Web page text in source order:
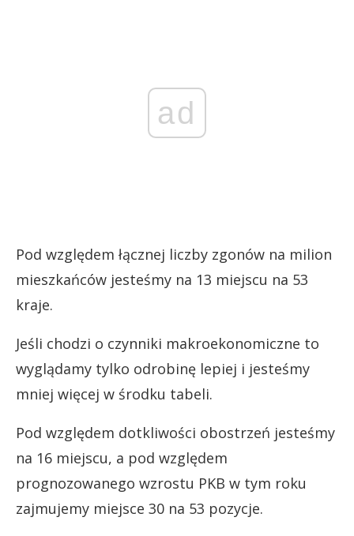
ad
Pod względem łącznej liczby zgonów na milion
mieszkańców jesteśmy na 13 miejscu na 53
kraje.
Jeśli chodzi o czynniki makroekonomiczne to
wyglądamy tylko odrobinę lepiej i jesteśmy
mniej więcej w środku tabeli.
Pod względem dotkliwości obostrzeń jesteśmy
na 16 miejscu, a pod względem
prognozowanego wzrostu PKB w tym roku
zajmujemy miejsce 30 na 53 pozycje.